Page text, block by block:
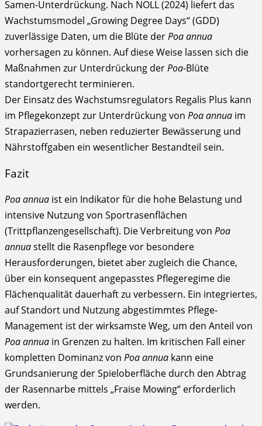
Samen-Unterdrückung. Nach NOLL (2024) liefert das
Wachstumsmodel „Growing Degree Days“ (GDD)
zuverlässige Daten, um die Blüte derPoa annua
vorhersagen zu können. Auf diese Weise lassen sich die
Maßnahmen zur Unterdrückung derPoa-Blüte
standortgerecht terminieren.
Der Einsatz des Wachstumsregulators Regalis Plus kann
im Pflegekonzept zur Unterdrückung von Poa annua im
Strapazierrasen, neben reduzierter Bewässerung und
Nährstoffgaben ein wesentlicher Bestandteil sein.
Fazit
Poa annua ist ein Indikator für die hohe Belastung und
intensive Nutzung von Sportrasenflächen
(Trittpflanzengesellschaft). Die Verbreitung von Poa
annuastellt die Rasenpflege vor besondere
Herausforderungen, bietet aber zugleich die Chance,
über ein konsequent angepasstes Pflegeregime die
Flächenqualität dauerhaft zu verbessern. Ein integriertes,
auf Standort und Nutzung abgestimmtes Pflege-
Management ist der wirksamste Weg, um den Anteil von
Poa annua in Grenzen zu halten. Im kritischen Fall einer
kompletten Dominanz von Poa annua kann eine
Grundsanierung der Spieloberfläche durch den Abtrag
der Rasennarbe mittels „Fraise Mowing“ erforderlich
werden.